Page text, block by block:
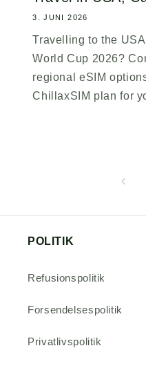
3. JUNI 2026
Travelling to the
World Cup 2026?
regional eSIM
ChillaxSIM plan for
POLITIK
Refusionspolitik
Forsendelsespolitik
Privatlivspolitik